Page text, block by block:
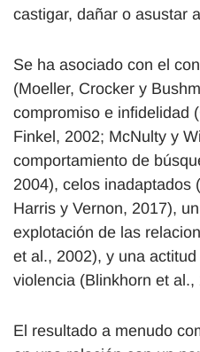
castigar, dañar o asustar
Se ha asociado con el
(Moeller, Crocker y
compromiso e infidelidad
Finkel, 2002; McNulty y
comportamiento de
2004), celos inadaptados
Harris y Vernon, 2017),
explotación de las
et al., 2002), y una
violencia (Blinkhorn et al.,
El resultado a menudo